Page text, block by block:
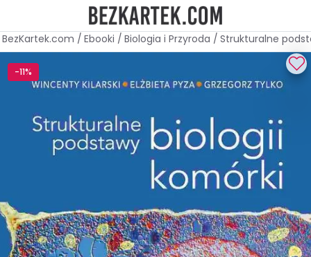
BezKartek.com / Ebooki / Biologia i Przyroda / Strukturalne
-11%